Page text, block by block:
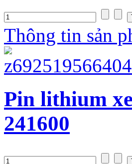
Thông tin sản
Pin lithium
241600